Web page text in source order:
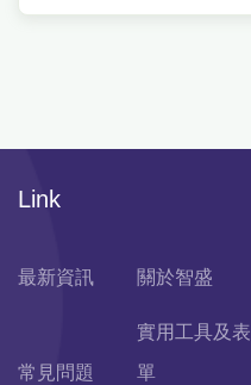
Link
最新資訊 關於智盛
常見問題
實用工具及表
單